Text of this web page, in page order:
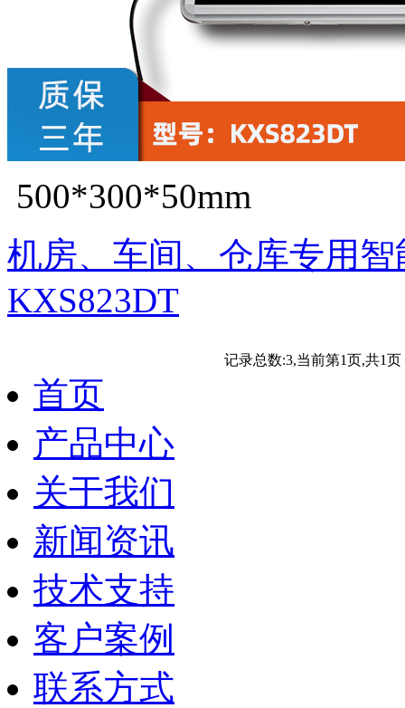
500*300*50mm
机房、车间、仓库专用
KXS823DT
记录总数:3,当前第1页,共
首页
产品中心
关于我们
新闻资讯
技术支持
客户案例
联系方式